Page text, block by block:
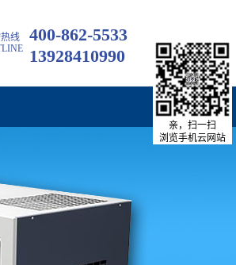
线
400-862-5533
13928410990
亲，扫一扫
浏览手机云网站